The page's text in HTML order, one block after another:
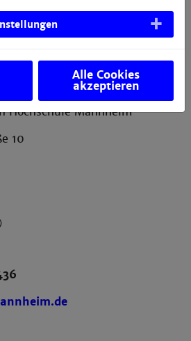
melden
Hochschule Mannheim
10
Alle Cookies
akzeptieren